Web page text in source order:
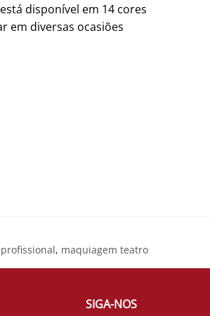
disponível em 14 cores
em diversas ocasiões
, maquiagem teatro
SIGA-NOS